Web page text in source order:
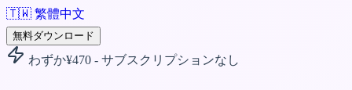
🇹🇼 繁體中文
無料ダウンロード
わずか¥470 - サブスクリプションなし